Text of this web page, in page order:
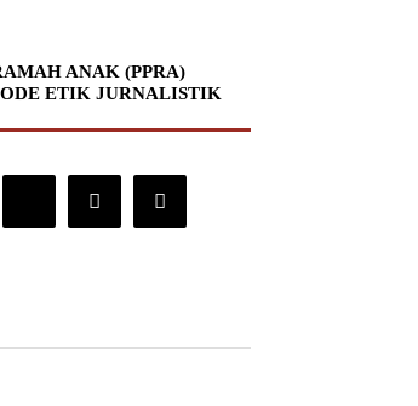
ANAK (PPRA)
ETIK JURNALISTIK